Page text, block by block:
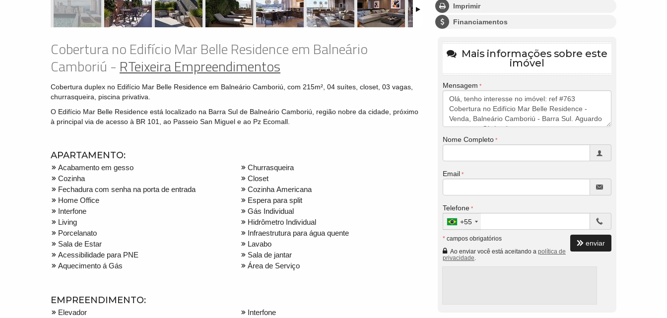
Cobertura no Edifício Mar Belle Residence em Balneário
Camboriú - RTeixeira Empreendimentos
Cobertura duplex no Edifício Mar Belle Residence em Balneário Camboriú, com 215m², 04 suítes, closet, 03 vagas,
churrasqueira, piscina privativa.
O Edifício Mar Belle Residence está localizado na Barra Sul de Balneário Camboriú, região nobre da cidade, próximo
à principal via de acesso à BR 101, ao Passeio San Miguel e ao Pz Ecomall.
APARTAMENTO:
Acabamento em gesso
Cozinha
Fechadura com senha na porta de entrada
Home Office
Interfone
Living
Porcelanato
Sala de Estar
Acessibilidade para PNE
Aquecimento á Gás
Churrasqueira
Closet
Cozinha Americana
Espera para split
Gás Individual
Hidrômetro Individual
Infraestrutura para água quente
Lavabo
Sala de jantar
Área de Serviço
EMPREENDIMENTO:
Elevador
Interfone
Imprimir
Financiamentos
Mais informações sobre este
imóvel
Mensagem
Nome Completo
Email
Telefone
+55
* campos obrigatórios
Ao enviar você está aceitando a política de
privacidade.
enviar